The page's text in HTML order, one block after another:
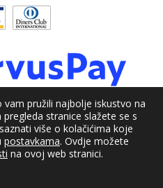
2021
kT dizajn
pružili najbolje iskustvo na
stranice slažete se s
više o kolačićima koje
postavkama. Ovdje možete
na ovoj web stranici.